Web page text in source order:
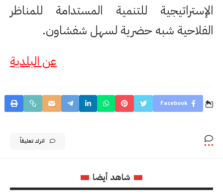
الإستراتيجية للتنمية المستدامة للمناظر
الفلاحية شبه حضرية لسهل شفشاون.
عن البلدية
Facebook
اترك تعليقاً
شاهد أيضا